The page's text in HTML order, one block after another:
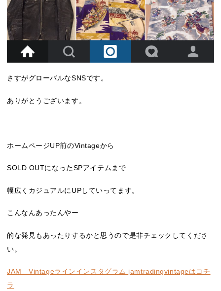
さすがグローバルなSNSです。
ありがとうございます。
ホームページUP前のVintageから
SOLD OUTになったSPアイテムまで
幅広くカジュアルにUPしていってます。
こんなんあったんやー
的な発見もあったりするかと思うので是非チェックしてくださ
い。
JAM Vintageラインインスタグラム jamtradingvintageはコチ
ラ